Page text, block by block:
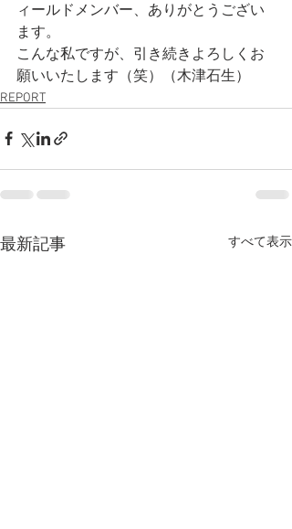
ィールドメンバー、ありがとうござい
ます。
こんな私ですが、引き続きよろしくお
願いいたします（笑）（木津石生）
REPORT
最新記事 すべて表示